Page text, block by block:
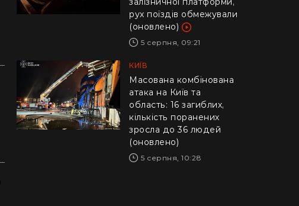
залізничної платформи,
рух поїздів обмежували
(оновлено)
КИЇВ
Масована комбінована
атака на Київ та
область: 16 загиблих,
кількість поранених
зросла до 36 людей
(оновлено)